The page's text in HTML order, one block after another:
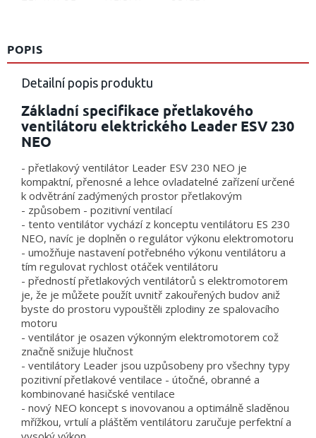
POPIS
Detailní popis produktu
Základní specifikace přetlakového
ventilátoru elektrického Leader ESV 230
NEO
- přetlakový ventilátor Leader ESV 230 NEO je
kompaktní, přenosné a lehce ovladatelné zařízení určené
k odvětrání zadýmených prostor přetlakovým
- způsobem - pozitivní ventilací
- tento ventilátor vychází z konceptu ventilátoru ES 230
NEO, navíc je doplněn o regulátor výkonu elektromotoru
- umožňuje nastavení potřebného výkonu ventilátoru a
tím regulovat rychlost otáček ventilátoru
- předností přetlakových ventilátorů s elektromotorem
je, že je můžete použít uvnitř zakouřených budov aniž
byste do prostoru vypouštěli zplodiny ze spalovacího
motoru
- ventilátor je osazen výkonným elektromotorem což
značně snižuje hlučnost
- ventilátory Leader jsou uzpůsobeny pro všechny typy
pozitivní přetlakové ventilace - útočné, obranné a
kombinované hasičské ventilace
- nový NEO koncept s inovovanou a optimálně sladěnou
mřížkou, vrtulí a pláštěm ventilátoru zaručuje perfektní a